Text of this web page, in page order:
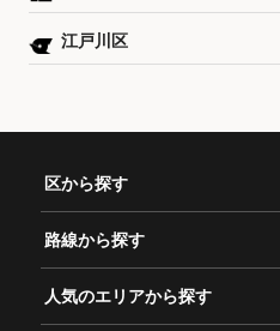
江戸川区
区から探す
路線から探す
人気のエリアから探す